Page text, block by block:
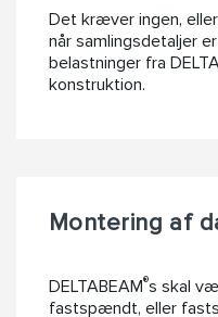
Det kræver ingen,
når samlingsdetaljer
belastninger fra
konstruktion.
Montering af
DELTABEAM®s skal
fastspændt, eller